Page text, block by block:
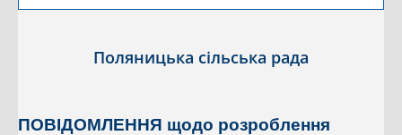
Поляницька сільська рада
ПОВІДОМЛЕННЯ щодо розроблення